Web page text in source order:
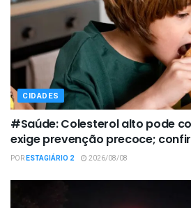
CIDADES
#Saúde: Colesterol alto pode
exige prevenção precoce;
PORESTAGIÁRIO 2 2026/08/08